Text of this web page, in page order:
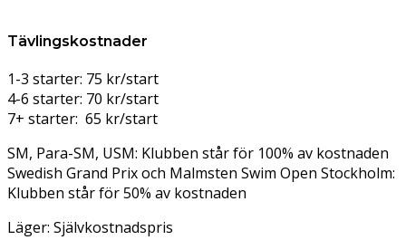
Tävlingskostnader
1-3 starter: 75 kr/start
4-6 starter: 70 kr/start
7+ starter: 65 kr/start
SM, Para-SM, USM: Klubben står för 100% av kostnaden
Swedish Grand Prix och Malmsten Swim Open Stockholm:
Klubben står för 50% av kostnaden
Läger: Självkostnadspris